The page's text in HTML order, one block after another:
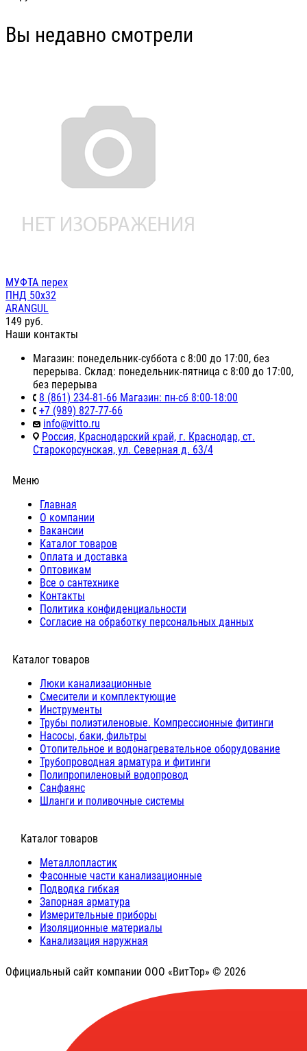
Вы недавно смотрели
МУФТА перех
ПНД 50х32
ARANGUL
149 руб.
Наши контакты
Магазин: понедельник-суббота с 8:00 до 17:00, без
перерыва. Склад: понедельник-пятница с 8:00 до 17:00,
без перерыва
8 (861) 234-81-66 Магазин: пн-сб 8:00-18:00
+7 (989) 827-77-66
info@vitto.ru
Россия, Краснодарский край, г. Краснодар, ст.
Старокорсунская, ул. Северная д. 63/4
Меню
Главная
О компании
Вакансии
Каталог товаров
Оплата и доставка
Оптовикам
Все о сантехнике
Контакты
Политика конфиденциальности
Согласие на обработку персональных данных
Каталог товаров
Люки канализационные
Cмесители и комплектующие
Инструменты
Трубы полиэтиленовые. Компрессионные фитинги
Насосы, баки, фильтры
Отопительное и водонагревательное оборудование
Трубопроводная арматура и фитинги
Полипропиленовый водопровод
Санфаянс
Шланги и поливочные системы
⠀Каталог товаров
Металлопластик
Фасонные части канализационные
Подводка гибкая
Запорная арматура
Измерительные приборы
Изоляционные материалы
Канализация наружная
Официальный сайт компании ООО «ВитТор» © 2026